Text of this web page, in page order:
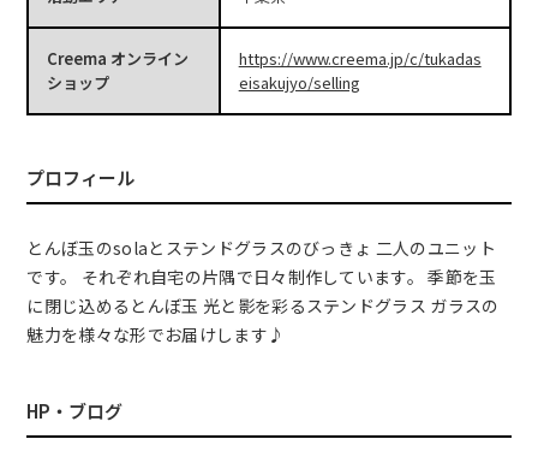
Creema オンライン
ショップ
https://www.creema.jp/c/tukadas
eisakujyo/selling
プロフィール
とんぼ玉のsolaとステンドグラスのびっきょ 二人のユニット
です。 それぞれ自宅の片隅で日々制作しています。 季節を玉
に閉じ込めるとんぼ玉 光と影を彩るステンドグラス ガラスの
魅力を様々な形でお届けします♪
HP・ブログ